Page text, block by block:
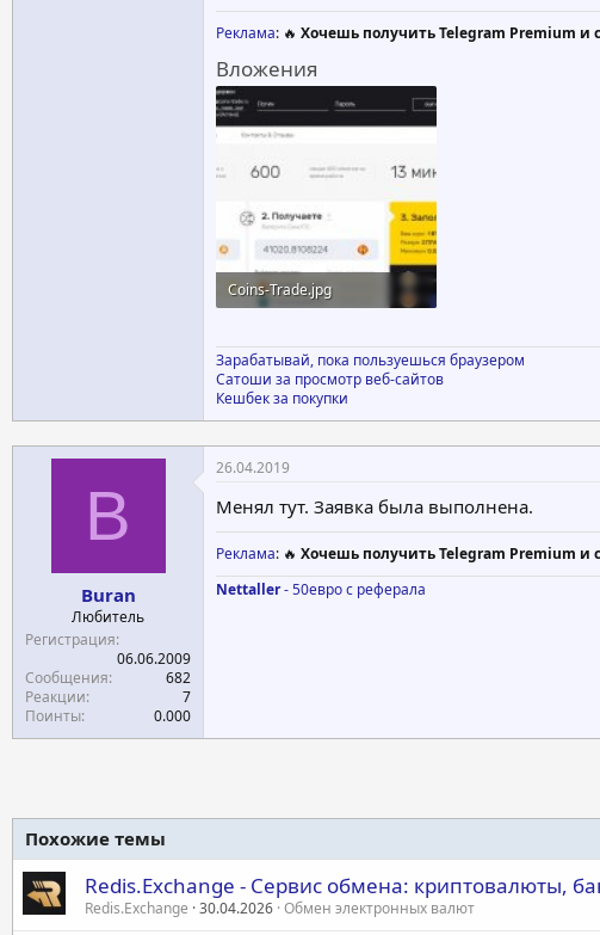
Реклама: 🔥 Хочешь получить Telegram Premium и
Вложения
Coins-Trade.jpg
Зарабатывай, пока пользуешься браузером
Сатоши за просмотр веб-сайтов
Кешбек за покупки
B
Buran
Любитель
Регистрация
06.06.2009
Сообщения
682
Реакции
7
Поинты
0.000
26.04.2019
Менял тут. Заявка была выполнена.
Реклама: 🔥 Хочешь получить Telegram Premium и
Nettaller- 50евро с реферала
Похожие темы
Redis.Exchange - Сервис обмена: криптовалюты,
Redis.Exchange 30.04.2026 Обмен электронных валют